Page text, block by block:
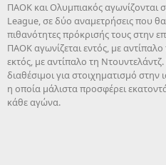
ΠΑΟΚ και Ολυμπιακός αγωνίζονται
League, σε δύο αναμετρήσεις που
πιθανότητες πρόκρισής τους στην
ΠΑΟΚ αγωνίζεται εντός, με
εκτός, με αντίπαλο τη
διαθέσιμοι για στοιχηματισμό στην
η οποία μάλιστα προσφέρει
κάθε αγώνα.